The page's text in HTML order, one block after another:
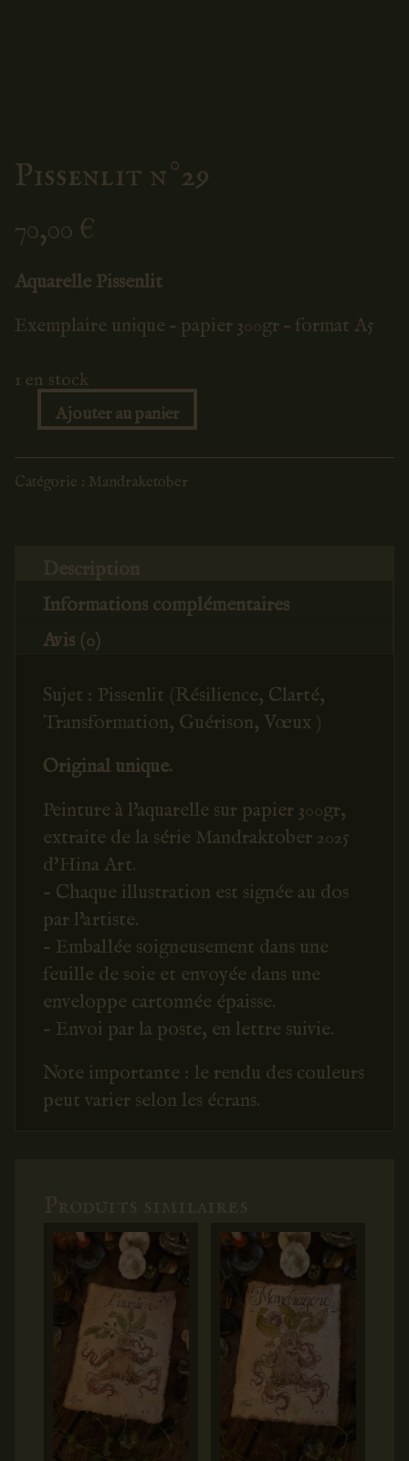
Pissenlit n°29
€
Aquarelle Pissenlit
Exemplaire unique – papier 300gr – format A5
1 en stock
quantité
Pissenlit
Ajouter au panier
Catégorie : Mandraketober
Informations complémentaires
Avis (0)
Sujet : Pissenlit (Résilience, Clarté,
Transformation, Guérison, Vœux )
Original unique.
Peinture à l'aquarelle sur papier 300gr,
extraite de la série Mandraktober 2025
d'Hina Art.
- Chaque illustration est signée au dos
par l'artiste.
- Emballée soigneusement dans une
feuille de soie et envoyée dans une
enveloppe cartonnée épaisse.
- Envoi par la poste, en lettre suivie.
Note importante : le rendu des couleurs
peut varier selon les écrans.